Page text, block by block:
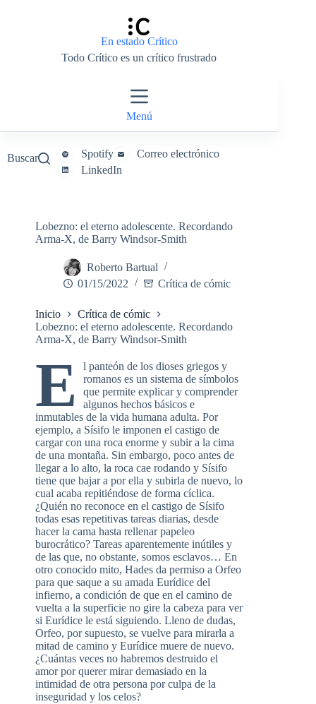
En estado Crítico
Todo Crítico es un crítico frustrado
Menú
Buscar Spotify
Correo electrónico
LinkedIn
Lobezno: el eterno adolescente. Recordando
Arma-X, de Barry Windsor-Smith
Roberto Bartual
01/15/2022
Crítica de cómic
Inicio
Crítica de cómic
Lobezno: el eterno adolescente. Recordando
Arma-X, de Barry Windsor-Smith
E
l panteón de los dioses griegos y
romanos es un sistema de símbolos
que permite explicar y comprender
algunos hechos básicos e
inmutables de la vida humana adulta. Por
ejemplo, a Sísifo le imponen el castigo de
cargar con una roca enorme y subir a la cima
de una montaña. Sin embargo, poco antes de
llegar a lo alto, la roca cae rodando y Sísifo
tiene que bajar a por ella y subirla de nuevo, lo
cual acaba repitiéndose de forma cíclica.
¿Quién no reconoce en el castigo de Sísifo
todas esas repetitivas tareas diarias, desde
hacer la cama hasta rellenar papeleo
burocrático? Tareas aparentemente inútiles y
de las que, no obstante, somos esclavos… En
otro conocido mito, Hades da permiso a Orfeo
para que saque a su amada Eurídice del
infierno, a condición de que en el camino de
vuelta a la superficie no gire la cabeza para ver
si Eurídice le está siguiendo. Lleno de dudas,
Orfeo, por supuesto, se vuelve para mirarla a
mitad de camino y Eurídice muere de nuevo.
¿Cuántas veces no habremos destruido el
amor por querer mirar demasiado en la
intimidad de otra persona por culpa de la
inseguridad y los celos?